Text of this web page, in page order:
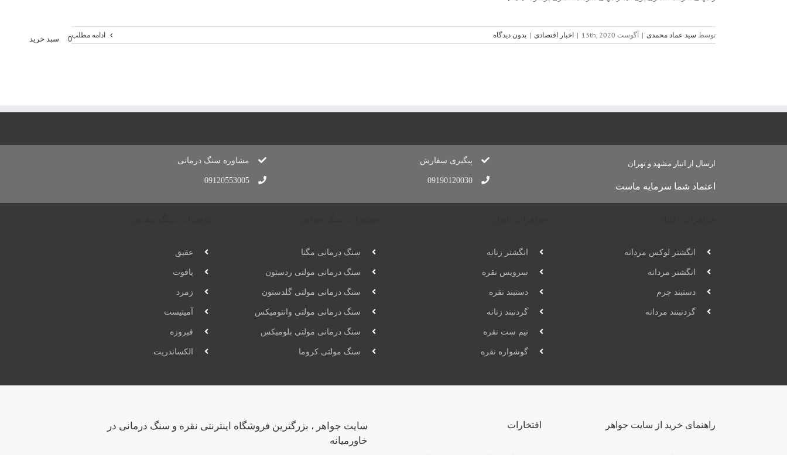
توسط سید عماد محمدی | آگوست 13th, 2020 | اخبار اقتصادی | بدون دیدگاه ادامه مطلب
ارسال از انبار مشهد و تهران
اعتماد شما سرمایه ماست
پیگیری سفارش
09190120030
مشاوره سنگ درمانی
09120553005
انگشتر لوکس مردانه
انگشتر مردانه
دستبند چرم
گردنبنند مردانه
انگشتر زنانه
سرویس نقره
دستبند نقره
گردنبند زنانه
نیم ست نقره
گوشواره نقره
سنگ درمانی مگنا
سنگ درمانی مولتی ردستون
سنگ درمانی مولتی گلدستون
سنگ درمانی مولتی وانتومیکس
سنگ درمانی مولتی بلومیکس
سنگ مولتی کروما
عقیق
یاقوت
زمرد
آمیتیست
فیروزه
الکساندریت
راهنمای خرید از سایت جواهر افتخارات
سایت جواهر ، بزرگترین فروشگاه اینترنتی نقره و سنگ درمانی در
خاورمیانه
0 سبد خرید